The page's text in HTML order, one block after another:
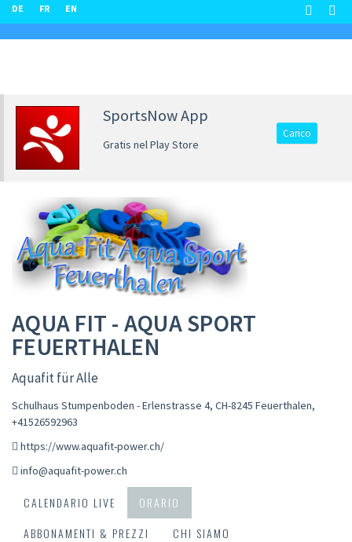
DE FR EN
SportsNow App
Gratis nel Play Store
Carico
AQUA FIT - AQUA SPORT
FEUERTHALEN
Aquafit für Alle
Schulhaus Stumpenboden - Erlenstrasse 4, CH-8245 Feuerthalen,
+41526592963
https://www.aquafit-power.ch/
info@aquafit-power.ch
CALENDARIO LIVE
ORARIO
ABBONAMENTI & PREZZI
CHI SIAMO